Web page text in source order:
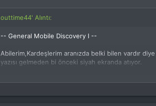
outtime44' Alıntı:
-- General Mobile Discovery I --
Abilerim,Kardeşlerim aranızda belki bilen vardır
yazısı gelmeden bi önceki siyah ekranda atıyor.
2. sorunum ise ekranda kendiliğinden birşeyler